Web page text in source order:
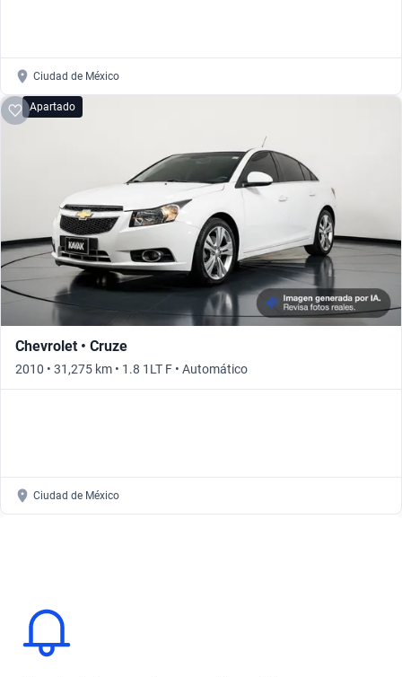
Ciudad de México
Apartado
Chevrolet • Cruze
2010 • 31,275 km • 1.8 1LT F • Automático
Ciudad de México